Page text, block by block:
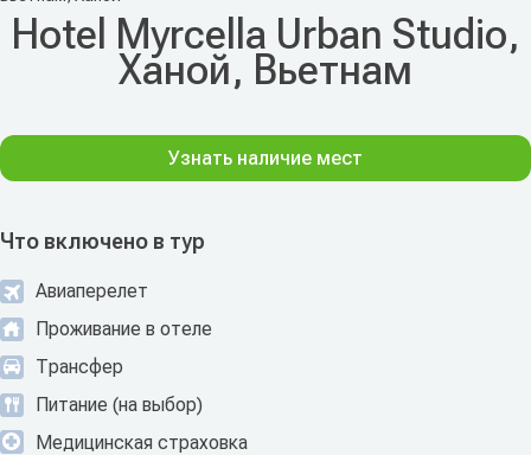
Hotel Myrcella Urban Studio,
Ханой, Вьетнам
Что включено в тур
Авиаперелет
Проживание в отеле
Трансфер
Питание (на выбор)
Медицинская страховка
Узнать наличие мест